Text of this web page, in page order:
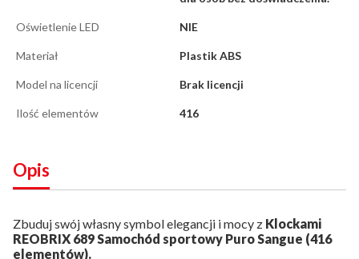
Oświetlenie LED NIE
Materiał Plastik ABS
Model na licencji Brak licencji
Ilość elementów 416
Opis
Zbuduj swój własny symbol elegancji i mocy z Klockami
REOBRIX 689 Samochód sportowy Puro Sangue (416
elementów).